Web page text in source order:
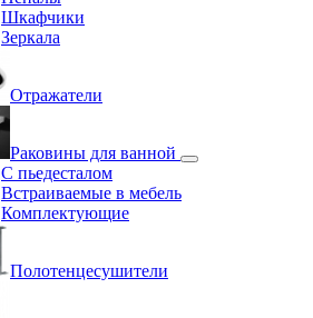
Шкафчики
Зеркала
Отражатели
Раковины для ванной
С пьедесталом
Встраиваемые в мебель
Комплектующие
Полотенцесушители